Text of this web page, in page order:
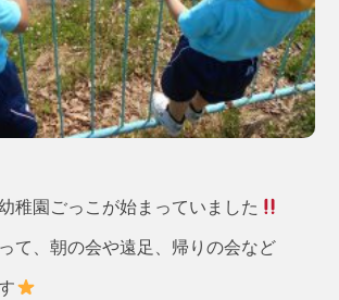
稚園ごっこが始まっていました
て、朝の会や遠足、帰りの会など